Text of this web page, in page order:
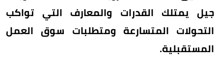
جيل يمتلك القدرات والمعارف التي تواكب
التحولات المتسارعة ومتطلبات سوق العمل
المستقبلية.